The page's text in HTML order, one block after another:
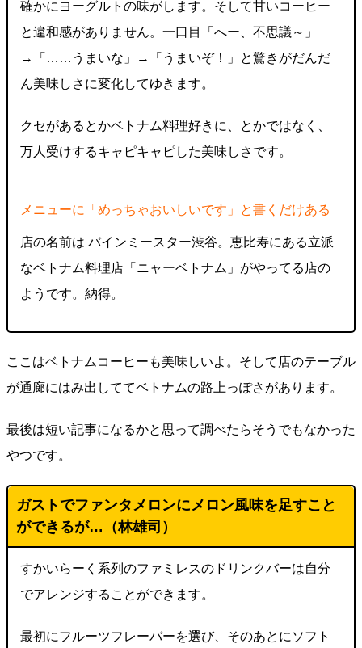
確かにヨーグルトの味がします。そして甘いコーヒー
と違和感がありません。一口目「へー、不思議～」
→「……うまいな」→「うまいぞ！」と驚きがだんだ
ん美味しさに変化してゆきます。
クセがあるとかベトナム料理好きに、とかではなく、
万人受けするキャピキャピした美味しさです。
メニューに「めっちゃおいしいです」と書くだけある
店の名前は バインミースター渋谷。恵比寿にある立派
なベトナム料理店「ニャーベトナム」がやってる店の
ようです。納得。
ここはベトナムコーヒーも美味しいよ。そして店のテーブル
が通廊にはみ出しててベトナムの路上っぽさがあります。
最後は短い記事になるかと思って調べたらそうでもなかった
やつです。
ガストでファンタメロンにメロン風味を足すこと
ができるが…（林雄司）
すかいらーく系列のファミレスのドリンクバーは自分
でアレンジすることができます。
最初にフルーツフレーバーを選び、そのあとにソフト